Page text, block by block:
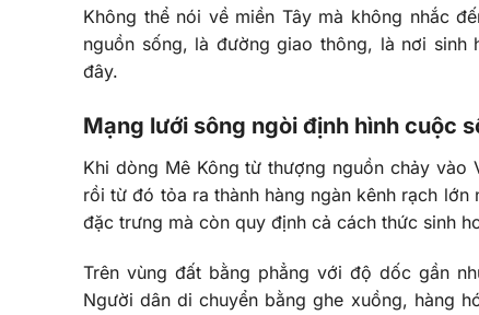
Không thể nói về miền Tây mà không nhắc
nguồn sống, là đường giao thông, là nơi
đây.
Mạng lưới sông ngòi định hình cuộc
Khi dòng Mê Kông từ thượng nguồn chảy vào
rồi từ đó tỏa ra thành hàng ngàn kênh rạch
đặc trưng mà còn quy định cả cách thức sinh
Trên vùng đất bằng phẳng với độ dốc gần
Người dân di chuyển bằng ghe xuồng, hàng